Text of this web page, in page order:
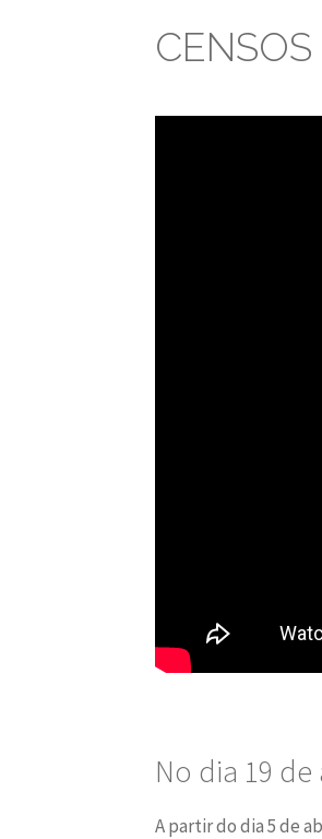
No dia 19
A partir do dia 5 de